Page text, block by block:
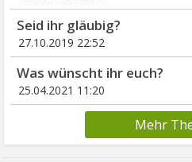
Seid ihr gläubig?
27.10.2019 22:52
Was wünscht ihr euch?
25.04.2021 11:20
Mehr